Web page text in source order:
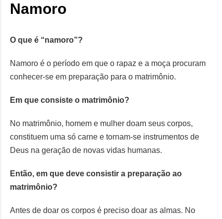
Namoro
O que é “namoro”?
Namoro é o período em que o rapaz e a moça procuram
conhecer-se em preparação para o matrimônio.
Em que consiste o matrimônio?
No matrimônio, homem e mulher doam seus corpos,
constituem uma só carne e tornam-se instrumentos de
Deus na geração de novas vidas humanas.
Então, em que deve consistir a preparação ao
matrimônio?
Antes de doar os corpos é preciso doar as almas. No